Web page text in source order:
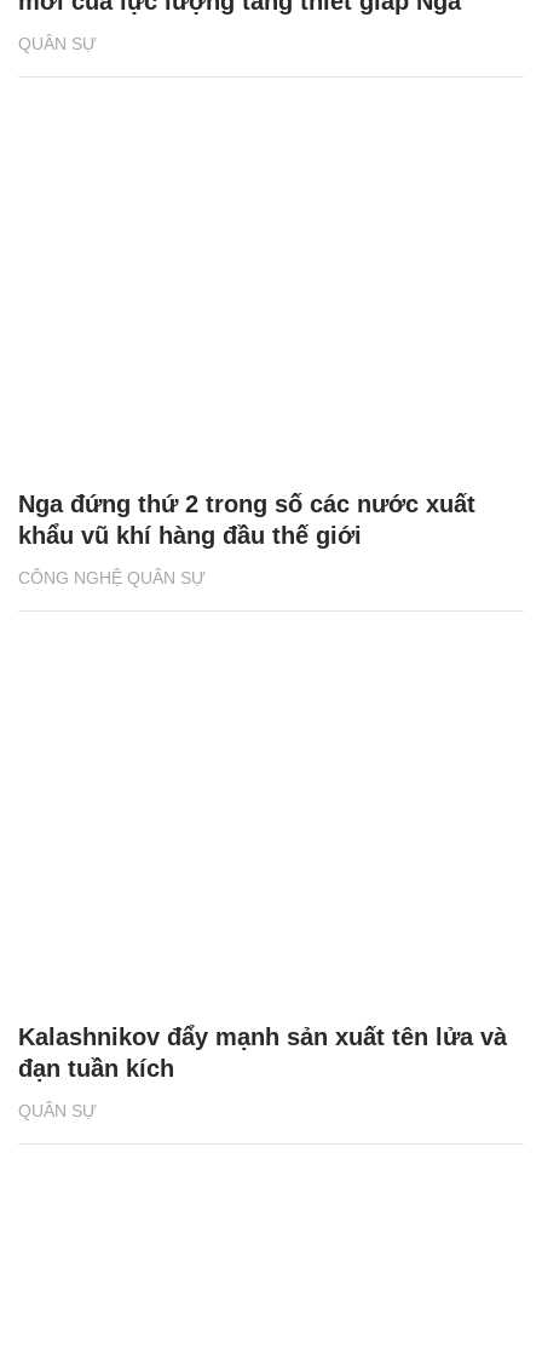
QUÂN SỰ
CÔNG NGHỆ QUÂN SỰ
Nga đứng thứ 2 trong số các nước xuất
khẩu vũ khí hàng đầu thế giới
QUÂN SỰ
Kalashnikov đẩy mạnh sản xuất tên lửa và
đạn tuần kích